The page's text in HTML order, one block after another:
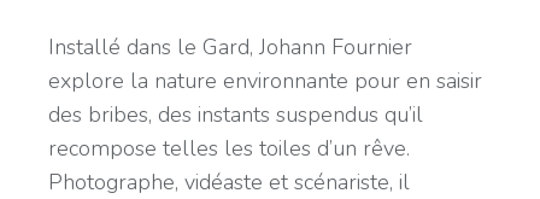
Installé dans le Gard, Johann Fournier
explore la nature environnante pour en saisir
des bribes, des instants suspendus qu’il
recompose telles les toiles d’un rêve.
Photographe, vidéaste et scénariste, il